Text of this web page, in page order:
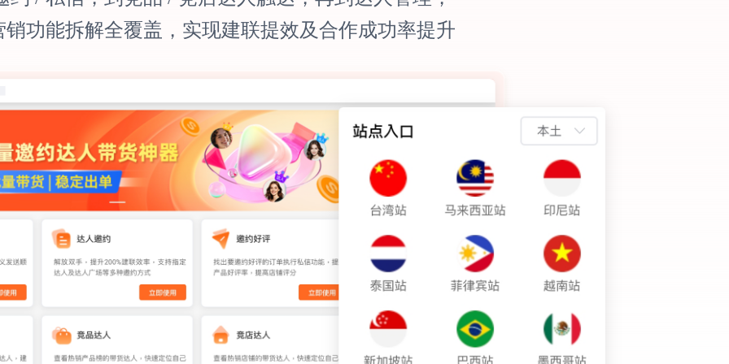
销功能拆解全覆盖，实现建联提效及合作成功率提升